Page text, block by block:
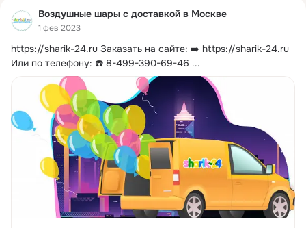
Воздушные шары с доставкой в Москве
1 фев 2023
https://sharik-24.ru Заказать на сайте: ➡️ https://sharik-24.ru
Или по телефону: ☎️ 8-499-390-69-46 ...